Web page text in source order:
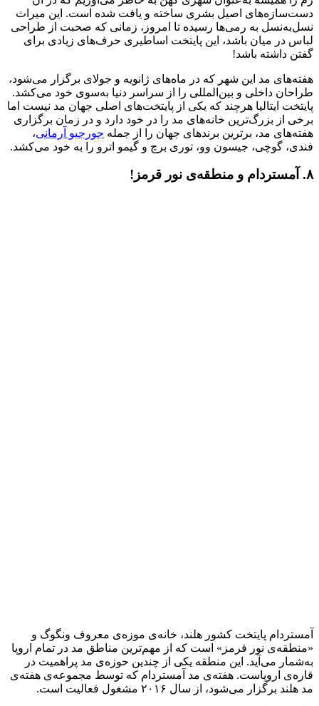
دست‌سازه‌های اصیل بشری ساخته و یافت شده است. این میراث
نسل‌به‌نسل به رمی‌ها رسیده تا امروز، زمانی که صحبت از طراحی
لباس در میان باشد، این پایتخت اساطیری حرف‌های زیادی برای
گفتن داشته باشد!
هفته‌های مد این شهر که در ماه‌های ژانویه و جولای برگزار می‌شود،
طراحان داخلی و بین‌المللی را از سراسر دنیا به‌سوی خود می‌کشد.
پایتخت ایتالیا هرچند که یکی از پایتخت‌های اصلی جهان مد نیست اما
برخی از بزرگ‌ترین خانه‌های مد را در خود دارد و در زمان برگزاری
هفته‌های مد، برترین برندهای جهان را از جمله جورجیو آرمانی،
فندی، گوچی، جیسون وو، توری برچ و گیمو اترو را به خود می‌کشد.
۸. آمستردام و منطقه‌‌ی نور قرمز!
آمستردام پایتخت کشور هلند، خانه‌ی موزه‌ی معروف ونگوگ و
«منطقه‌ی نور قرمز» است که از مهم‌ترین مناطق مد در تمام اروپا
به‌شمار می‌آید. این منطقه یکی از چندین حوزه‌ی مد پراهمیت در
قاره‌ی اروپاست. هفته‌ی مد آمستردام که توسط مجموعه‌ی هفته‌ی
مد هلند برگزار می‌شود، از سال ۲۰۱۶ مشغول فعالیت است.